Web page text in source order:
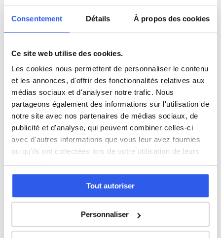
Consentement Détails À propos des cookies
Ce site web utilise des cookies.
Les cookies nous permettent de personnaliser le contenu
et les annonces, d'offrir des fonctionnalités relatives aux
médias sociaux et d'analyser notre trafic. Nous
partageons également des informations sur l'utilisation de
notre site avec nos partenaires de médias sociaux, de
publicité et d'analyse, qui peuvent combiner celles-ci
avec d'autres informations que vous leur avez fournies
ou qu'ils ont collectées lors de votre utilisation de leurs
Tout autoriser
Personnaliser
SVT
Histoire
Économie
Espagnol
Cours par niveau
Seconde Première Terminale